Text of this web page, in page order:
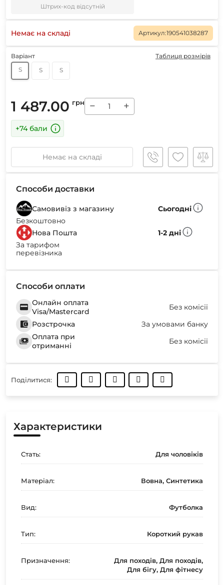
Штрих-код відсутній
Немає на складі Артикул:190541038287
Варіант
Таблиця розмірів
S
S S
1 487.00 грн − +
+74 бали
Немає на складі
Способи доставки
Самовивіз з магазину
Сьогодні
Безкоштовно
Нова Пошта
1-2 дні
За тарифом
перевізника
Способи оплати
Онлайн оплата
Visa/Mastercard
Без комісії
Розстрочка
За умовами банку
Оплата при
отриманні
Без комісії
Поділитися:
Характеристики
Стать: Для чоловіків
Матеріал: Вовна, Синтетика
Вид: Футболка
Тип: Короткий рукав
Призначення:
Для походів, Для походів,
Для бігу, Для фітнесу